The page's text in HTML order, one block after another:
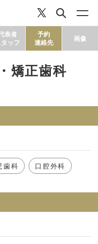
ック
表者
タッフ
予約
連絡先
画像
矯正歯科
歯科 口腔外科